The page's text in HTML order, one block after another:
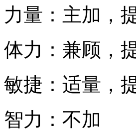
力量：主加，
体力：兼顾，
敏捷：适量，
智力：不加